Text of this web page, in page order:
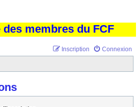
membres du FCF
Connexion
Inscription